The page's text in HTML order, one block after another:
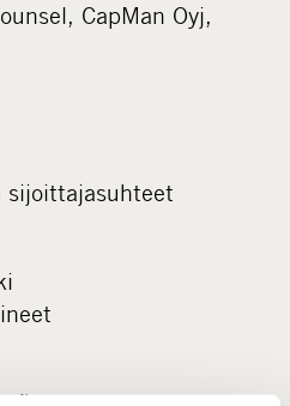
CapMan Oyj,
sijoittajasuhteet